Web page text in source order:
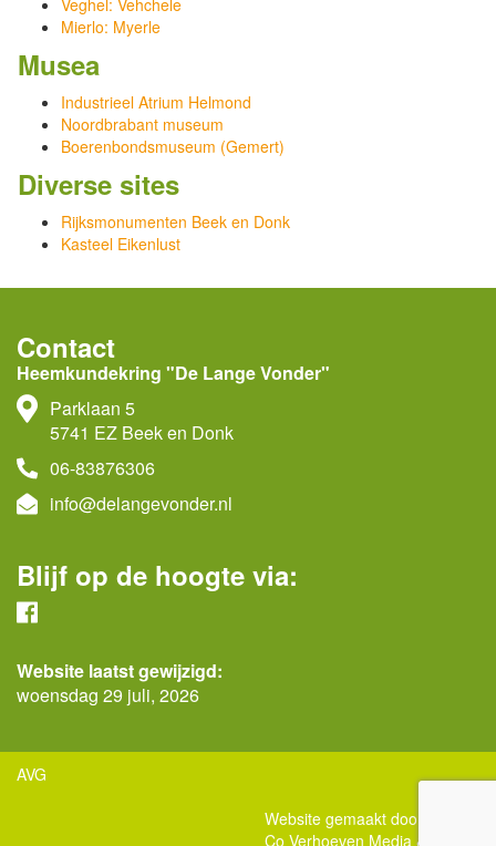
Mierlo: Myerle
Musea
Industrieel Atrium Helmond
Noordbrabant museum
Boerenbondsmuseum (Gemert)
Diverse sites
Rijksmonumenten Beek en Donk
Kasteel Eikenlust
Contact
Heemkundekring "De Lange Vonder"
Parklaan 5
5741 EZ Beek en Donk
06-83876306
info@delangevonder.nl
Blijf op de hoogte via:
Website laatst gewijzigd:
woensdag 29 juli, 2026
AVG
Website gemaakt door:
Co Verhoeven Media & Design